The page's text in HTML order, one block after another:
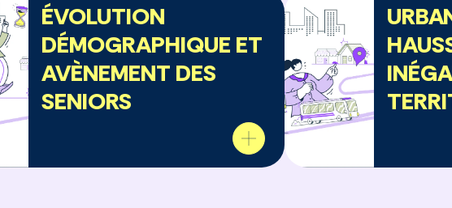
ÉVOLUTION
DÉMOGRAPHIQUE ET
AVÈNEMENT DES
SENIORS